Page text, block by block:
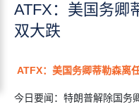
ATFX：美国务卿
双大跌
ATFX：美国务卿蒂勒森离
今日要闻：特朗普解除国务